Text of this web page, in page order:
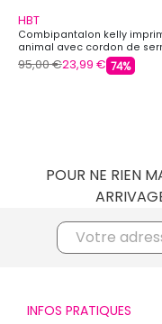
HBT
Combipantalon kelly
animal avec cordon de
Femme HBT
95,00 €23,99 € 74%
POUR NE RIEN
INFOS PRATIQUES